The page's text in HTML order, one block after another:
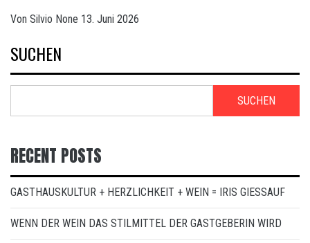
Von Silvio None 13. Juni 2026
SUCHEN
SUCHEN
RECENT POSTS
GASTHAUSKULTUR + HERZLICHKEIT + WEIN = IRIS GIESSAUF
WENN DER WEIN DAS STILMITTEL DER GASTGEBERIN WIRD